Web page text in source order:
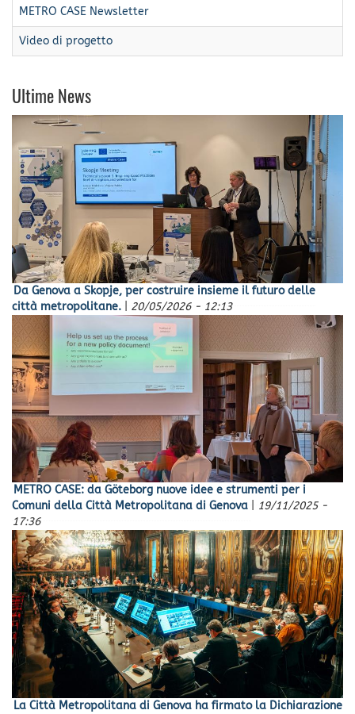
METRO CASE Newsletter
Video di progetto
Ultime News
Da Genova a Skopje, per costruire insieme il futuro delle
città metropolitane.
20/05/2026 - 12:13
METRO CASE: da Göteborg nuove idee e strumenti per i
Comuni della Città Metropolitana di Genova
19/11/2025 -
17:36
La Città Metropolitana di Genova ha firmato la Dichiarazione